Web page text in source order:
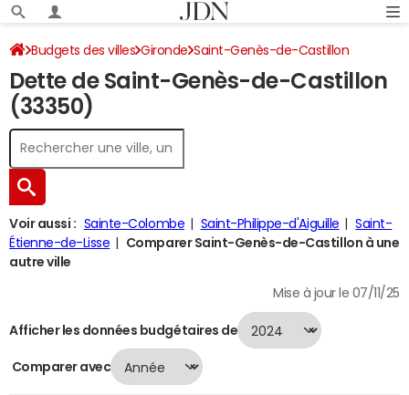
Budgets des villes Gironde Saint-Genès-de-Castillon
Dette au 31/12/2024
Dette de Saint-Genès-de-Castillon
(33350)
Voir aussi : Sainte-Colombe Saint-Philippe-d'Aiguille
Saint-
Étienne-de-Lisse
Comparer Saint-Genès-de-Castillon à une
autre ville
Mise à jour le 07/11/25
Afficher les données budgétaires de
Comparer avec